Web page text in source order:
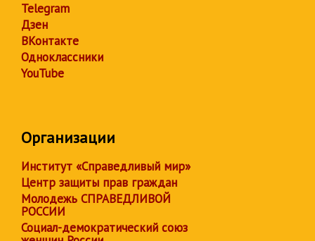
Telegram
Дзен
ВКонтакте
Одноклассники
YouTube
Организации
Институт «Справедливый мир»
Центр защиты прав граждан
Молодежь СПРАВЕДЛИВОЙ
РОССИИ
Социал-демократический союз